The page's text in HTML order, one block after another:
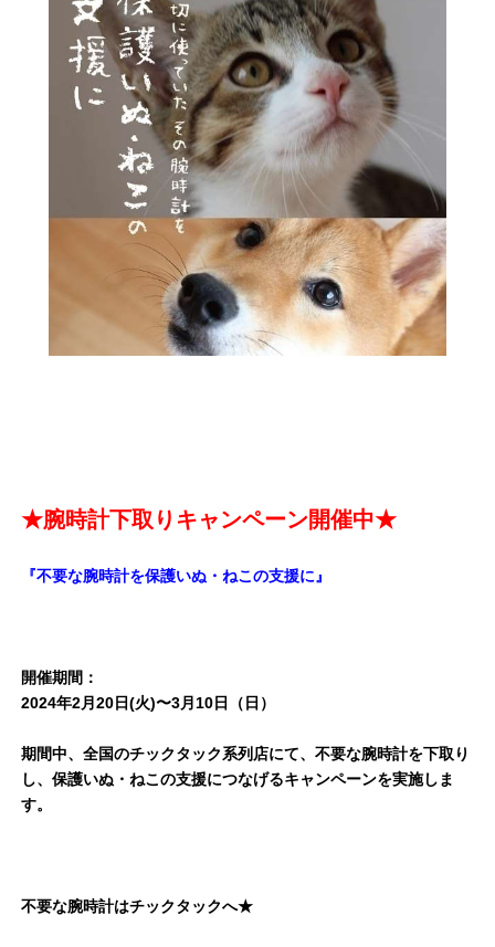
★腕時計下取りキャンペーン開催中★
『不要な腕時計を保護いぬ・ねこの支援に』
開催期間：
2024年2月20日(火)〜3月10日（日）
期間中、全国のチックタック系列店にて、不要な腕時計を下取り
し、保護いぬ・ねこの支援につなげるキャンペーンを実施しま
す。
不要な腕時計はチックタックへ★